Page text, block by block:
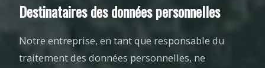
Destinataires des données personnelles
Notre entreprise, en tant que responsable du
traitement des données personnelles, ne